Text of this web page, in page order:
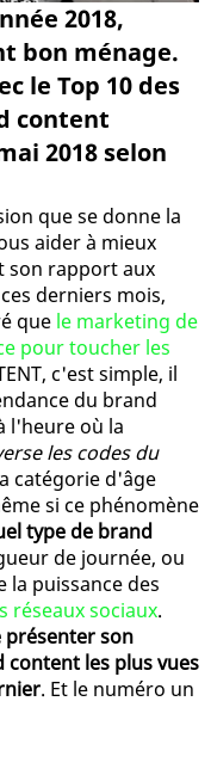
2018,
bon ménage.
le Top 10 des
content
2018 selon
que se donne la
aider à mieux
son rapport aux
derniers mois,
que le marketing de
pour toucher les
c'est simple, il
du brand
l'heure où la
les codes du
catégorie d'âge
si ce phénomène
type de brand
de journée, ou
la puissance des
réseaux sociaux.
présenter son
content les plus vues
. Et le numéro un